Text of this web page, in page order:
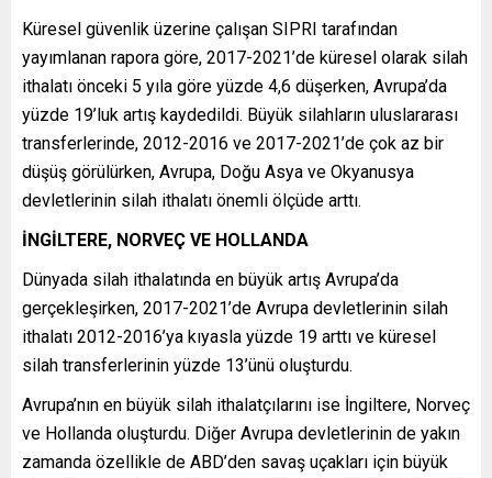
Küresel güvenlik üzerine çalışan SIPRI tarafından
yayımlanan rapora göre, 2017-2021’de küresel olarak silah
ithalatı önceki 5 yıla göre yüzde 4,6 düşerken, Avrupa’da
yüzde 19’luk artış kaydedildi. Büyük silahların uluslararası
transferlerinde, 2012-2016 ve 2017-2021’de çok az bir
düşüş görülürken, Avrupa, Doğu Asya ve Okyanusya
devletlerinin silah ithalatı önemli ölçüde arttı.
İNGİLTERE, NORVEÇ VE HOLLANDA
Dünyada silah ithalatında en büyük artış Avrupa’da
gerçekleşirken, 2017-2021’de Avrupa devletlerinin silah
ithalatı 2012-2016’ya kıyasla yüzde 19 arttı ve küresel
silah transferlerinin yüzde 13’ünü oluşturdu.
Avrupa’nın en büyük silah ithalatçılarını ise İngiltere, Norveç
ve Hollanda oluşturdu. Diğer Avrupa devletlerinin de yakın
zamanda özellikle de ABD’den savaş uçakları için büyük